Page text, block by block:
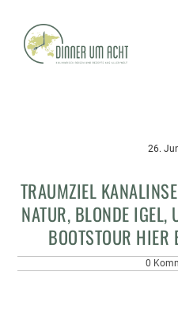
26.
TRAUMZIEL
NATUR, BLONDE
BOOTSTOUR HIER
0